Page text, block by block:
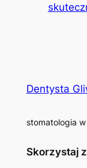
Dentysta
stomatologia
Skorzystaj